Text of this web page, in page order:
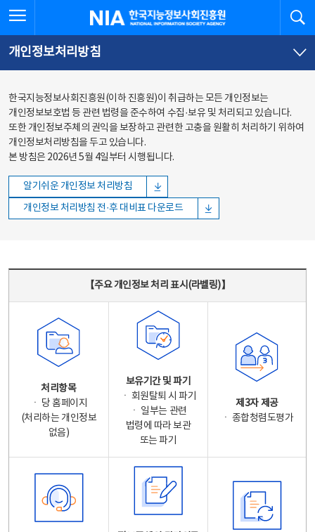
바로가기
바로가기
한국지능정보사회진흥원
개인정보처리방침
한국지능정보사회진흥원(이하 진흥원)이 취급하는 모든 개인정보는
개인정보보호법 등 관련 법령을 준수하여 수집·보유 및 처리되고 있습니다.
또한 개인정보주체의 권익을 보장하고 관련한 고충을 원활히 처리하기 위하여
개인정보처리방침을 두고 있습니다.
본 방침은 2026년 5월 4일부터 시행됩니다.
알기쉬운 개인정보 처리방침
개인정보 처리방침 전·후 대비표 다운로드
【주요 개인정보 처리 표시(라벨링)】
처리항목
ㆍ 당 홈페이지
(처리하는 개인정보
없음)
보유기간 및 파기
ㆍ 회원탈퇴 시 파기
ㆍ 일부는 관련
법령에 따라 보관
또는 파기
제3자 제공
ㆍ 종합청렴도평가